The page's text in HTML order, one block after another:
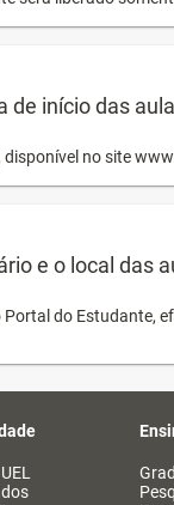
de início das
no site
e o local das
do Estudante,